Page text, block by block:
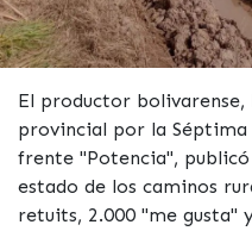
El productor
provincial por la Séptima
frente "Potencia",
estado de los caminos
retuits, 2.000 "me gusta"